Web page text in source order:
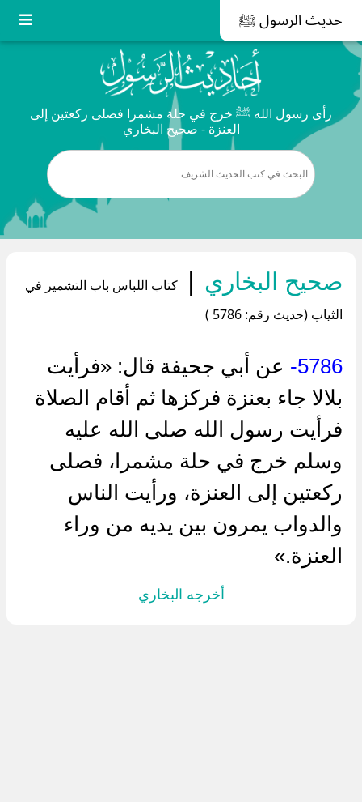
حديث الرسول ﷺ
رأى رسول الله ﷺ خرج في حلة مشمرا فصلى ركعتين إلى
العنزة - صحيح البخاري
صحيح البخاري |
كتاب اللباس باب التشمير في
الثياب (حديث رقم: 5786 )
5786-
عن ‌أبي جحيفة قال: «فرأيت
بلالا جاء بعنزة فركزها ثم أقام الصلاة
فرأيت رسول الله صلى الله عليه
وسلم خرج في حلة مشمرا، فصلى
ركعتين إلى العنزة، ورأيت الناس
والدواب يمرون بين يديه من وراء
العنزة.»
أخرجه البخاري